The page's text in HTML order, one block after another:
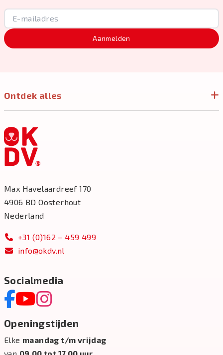
Aanmelden
Ontdek alles
Max Havelaardreef 170
4906 BD Oosterhout
Nederland
+31 (0)162 – 459 499
info@okdv.nl
Socialmedia
Openingstijden
Elke maandag t/m vrijdag